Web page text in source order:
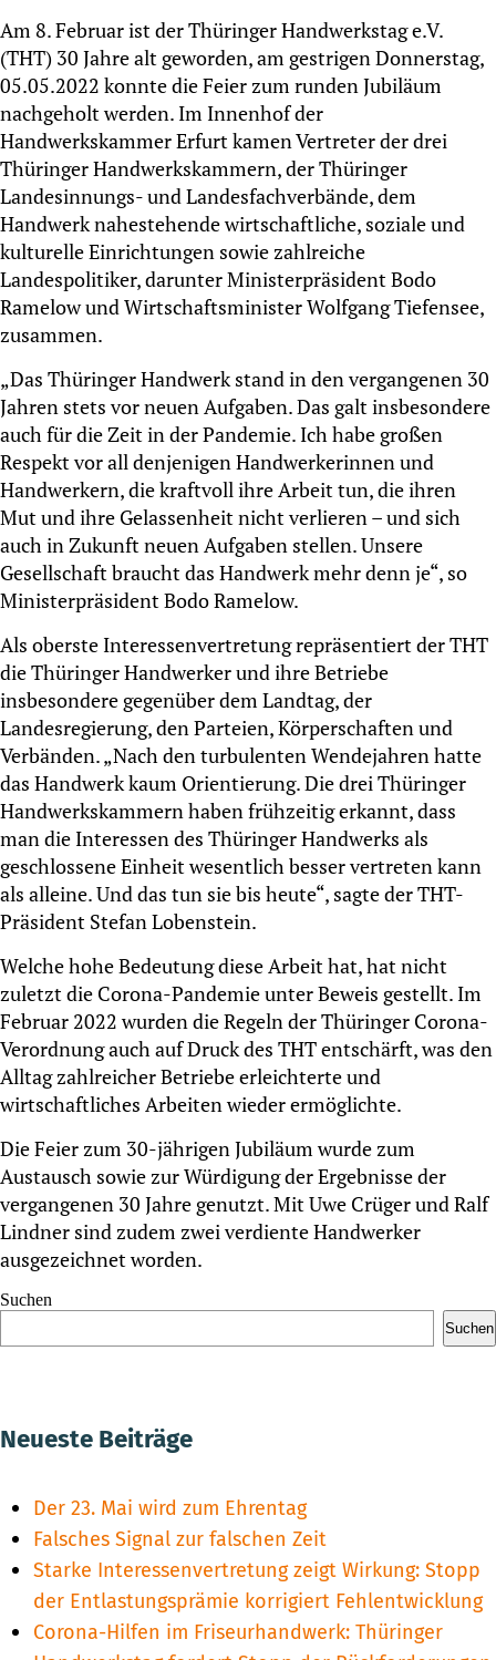
Am 8. Februar ist der Thüringer Handwerkstag e.V.
(THT) 30 Jahre alt geworden, am gestrigen Donnerstag,
05.05.2022 konnte die Feier zum runden Jubiläum
nachgeholt werden. Im Innenhof der
Handwerkskammer Erfurt kamen Vertreter der drei
Thüringer Handwerkskammern, der Thüringer
Landesinnungs- und Landesfachverbände, dem
Handwerk nahestehende wirtschaftliche, soziale und
kulturelle Einrichtungen sowie zahlreiche
Landespolitiker, darunter Ministerpräsident Bodo
Ramelow und Wirtschaftsminister Wolfgang Tiefensee,
zusammen.
„Das Thüringer Handwerk stand in den vergangenen 30
Jahren stets vor neuen Aufgaben. Das galt insbesondere
auch für die Zeit in der Pandemie. Ich habe großen
Respekt vor all denjenigen Handwerkerinnen und
Handwerkern, die kraftvoll ihre Arbeit tun, die ihren
Mut und ihre Gelassenheit nicht verlieren – und sich
auch in Zukunft neuen Aufgaben stellen. Unsere
Gesellschaft braucht das Handwerk mehr denn je“, so
Ministerpräsident Bodo Ramelow.
Als oberste Interessenvertretung repräsentiert der THT
die Thüringer Handwerker und ihre Betriebe
insbesondere gegenüber dem Landtag, der
Landesregierung, den Parteien, Körperschaften und
Verbänden. „Nach den turbulenten Wendejahren hatte
das Handwerk kaum Orientierung. Die drei Thüringer
Handwerkskammern haben frühzeitig erkannt, dass
man die Interessen des Thüringer Handwerks als
geschlossene Einheit wesentlich besser vertreten kann
als alleine. Und das tun sie bis heute“, sagte der THT-
Präsident Stefan Lobenstein.
Welche hohe Bedeutung diese Arbeit hat, hat nicht
zuletzt die Corona-Pandemie unter Beweis gestellt. Im
Februar 2022 wurden die Regeln der Thüringer Corona-
Verordnung auch auf Druck des THT entschärft, was den
Alltag zahlreicher Betriebe erleichterte und
wirtschaftliches Arbeiten wieder ermöglichte.
Die Feier zum 30-jährigen Jubiläum wurde zum
Austausch sowie zur Würdigung der Ergebnisse der
vergangenen 30 Jahre genutzt. Mit Uwe Crüger und Ralf
Lindner sind zudem zwei verdiente Handwerker
ausgezeichnet worden.
Suchen
Suchen
Neueste Beiträge
Der 23. Mai wird zum Ehrentag
Falsches Signal zur falschen Zeit
Starke Interessenvertretung zeigt Wirkung: Stopp
der Entlastungsprämie korrigiert Fehlentwicklung
Corona-Hilfen im Friseurhandwerk: Thüringer